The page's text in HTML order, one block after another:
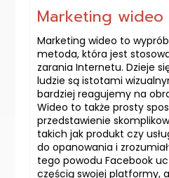
Marketing wideo
Marketing wideo to
metoda, która jest
zarania Internetu. Dzieje
ludzie są istotami
bardziej reagujemy na
Wideo to także prosty
przedstawienie
takich jak produkt czy
do opanowania i
tego powodu Facebook
częścią swojej platformy,